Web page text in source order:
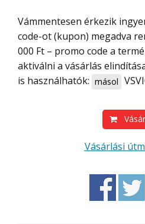
Vámmentesen érkezik ingyen szállítással és promo
code-ot (kupon) megadva
000 Ft – promo code a
aktiválni a vásárlás
is használhatók: másol
Vásárlási